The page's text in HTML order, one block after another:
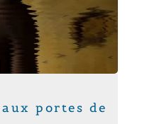
portes de